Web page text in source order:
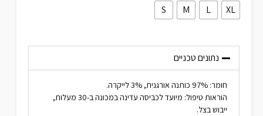
XL
L
M
S
נתונים טכניים
חומר: 97% כותנה אורגנית, 3% לייקרה.
הוראות טיפול: מיועד לכביסה עדינה במכונה ב-30 מעלות,
ייבוש בצל.